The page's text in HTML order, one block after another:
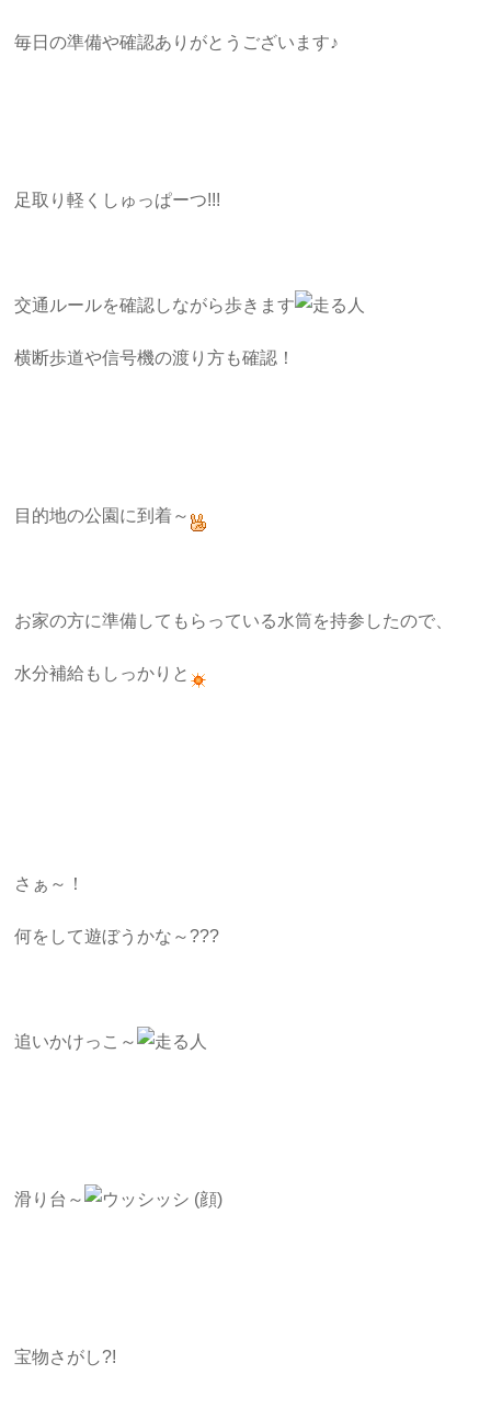
毎日の準備や確認ありがとうございます♪
足取り軽くしゅっぱーつ!!!
交通ルールを確認しながら歩きます
横断歩道や信号機の渡り方も確認！
目的地の公園に到着～
お家の方に準備してもらっている水筒を持参したので、
水分補給もしっかりと
さぁ～！
何をして遊ぼうかな～???
追いかけっこ～
滑り台～
宝物さがし?!